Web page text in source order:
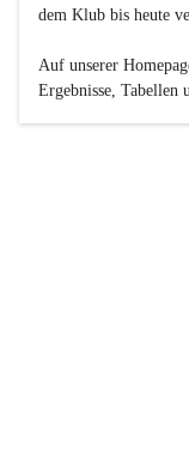
dem Klub bis heute
Auf unserer
Ergebnisse,